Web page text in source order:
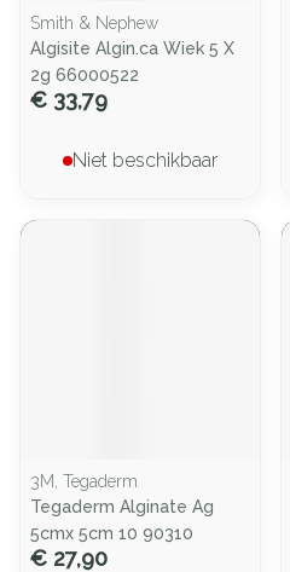
Smith & Nephew
Algisite Algin.ca Wiek 5 X
2g 66000522
€ 33,79
Niet beschikbaar
3M, Tegaderm
Tegaderm Alginate Ag
5cmx 5cm 10 90310
€ 27,90